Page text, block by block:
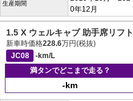
生産期間
0年12月
1.5 X ウェルキャブ 助手席リフ
新車時価格228.6万円(税抜)
JC08
-km/L
満タンでどこまで走る？
-km